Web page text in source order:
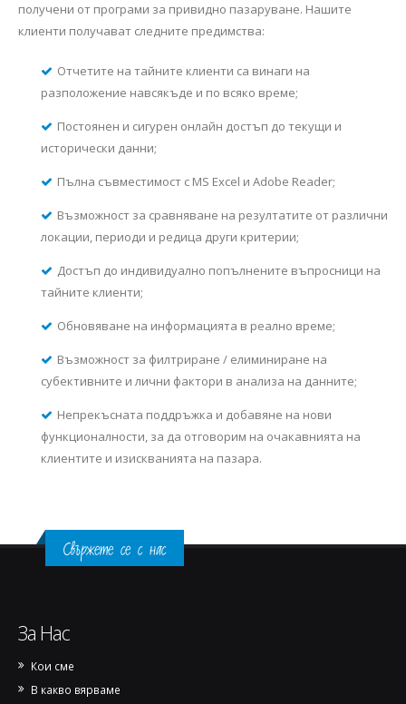
получени от програми за привидно пазаруване. Нашите
клиенти получават следните предимства:
Отчетите на тайните клиенти са винаги на
разположение навсякъде и по всяко време;
Постоянен и сигурен онлайн достъп до текущи и
исторически данни;
Пълна съвместимост с MS Excel и Adobe Reader;
Възможност за сравняване на резултатите от различни
локации, периоди и редица други критерии;
Достъп до индивидуално попълнените въпросници на
тайните клиенти;
Обновяване на информацията в реално време;
Възможност за филтриране / елиминиране на
субективните и лични фактори в анализа на данните;
Непрекъсната поддръжка и добавяне на нови
функционалности, за да отговорим на очакавнията на
клиентите и изискванията на пазара.
Свържете се с нас
За Нас
Кои сме
В какво вярваме